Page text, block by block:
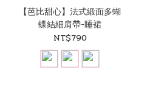
【芭比甜心】法式緞面多蝴
蝶結細肩帶-睡裙
NT$790